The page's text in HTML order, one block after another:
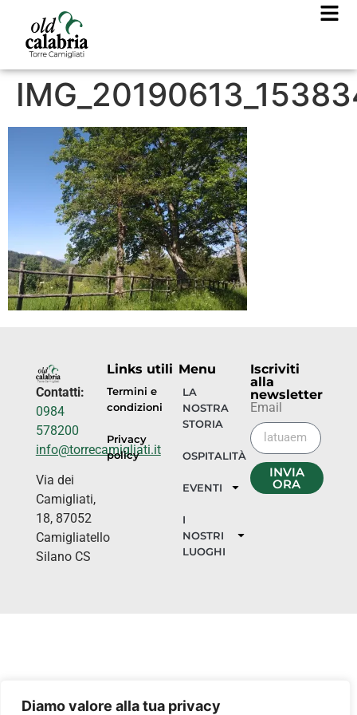
Diamo valore alla tua privacy
Contatti:
0984
578200
info@torrecamigliati.it
Via dei
Camigliati,
18, 87052
Camigliatello
Silano CS
Links utili
Termini e
condizioni
Privacy
policy
Menu
LA
NOSTRA
STORIA
OSPITALITÀ
EVENTI
I
NOSTRI
LUOGHI
Iscriviti
alla
newsletter
Email
INVIA
ORA